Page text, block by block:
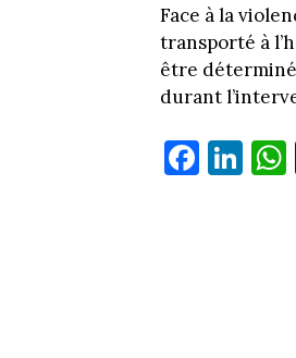
Face à la
transporté à
être
durant
Fa
ce
Li
nk